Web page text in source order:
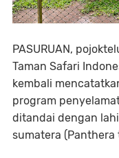
PASURUAN,
Taman Safari
kembali
program
ditandai dengan
sumatera (Panthera